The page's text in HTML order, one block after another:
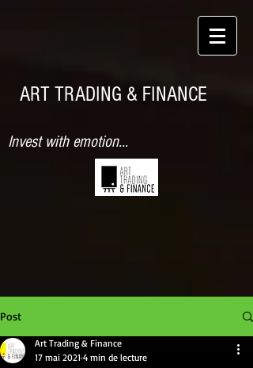
ART TRADING & FINANCE
Invest with emotion...
Post
Art Trading & Finance
17 mai 2021 4 min de lecture